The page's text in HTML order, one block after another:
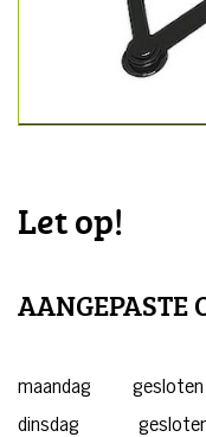
Let op!
AANGEPASTE
maandag gesloten
dinsdag